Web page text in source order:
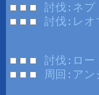
討伐:ネ
討伐:レ
討伐:ロ
周回:ア